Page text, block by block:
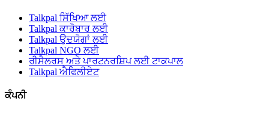
Talkpal ਸਿੱਖਿਆ ਲਈ
Talkpal ਕਾਰੋਬਾਰ ਲਈ
Talkpal ਉਦਯੋਗਾਂ ਲਈ
Talkpal NGO ਲਈ
ਰੀਸੈਲਰਸ ਅਤੇ ਪਾਰਟਨਰਸ਼ਿਪ ਲਈ ਟਾਕਪਾਲ
Talkpal ਐਫਿਲੀਏਟ
ਕੰਪਨੀ